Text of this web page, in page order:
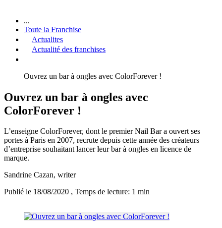
...
Toute la Franchise
Actualites
Actualité des franchises
Ouvrez un bar à ongles avec ColorForever !
Ouvrez un bar à ongles avec
ColorForever !
L’enseigne ColorForever, dont le premier Nail Bar a ouvert ses
portes à Paris en 2007, recrute depuis cette année des créateurs
d’entreprise souhaitant lancer leur bar à ongles en licence de
marque.
Sandrine Cazan, writer
Publié le 18/08/2020 , Temps de lecture: 1 min